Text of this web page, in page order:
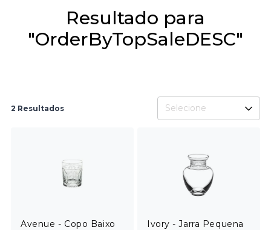
Resultado para
"OrderByTopSaleDESC"
2 Resultados Selecione
Avenue - Copo Baixo Ivory - Jarra Pequena